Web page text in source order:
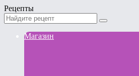
Рецепты
Магазин